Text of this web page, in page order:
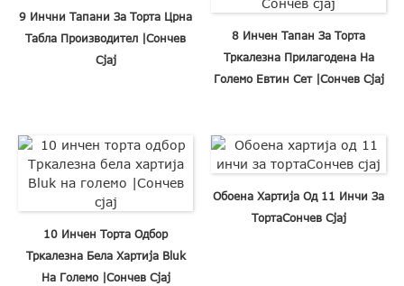
9 Инчни Тапани За Торта Црна
Табла Производител |Сончев
Сјај
8 Инчен Тапан За Торта
Тркалезна Прилагодена На
Големо Евтин Сет |Сончев Сјај
10 Инчен Торта Одбор
Тркалезна Бела Хартија Bluk
На Големо |Сончев Сјај
Обоена Хартија Од 11 Инчи За
ТортаСончев Сјај